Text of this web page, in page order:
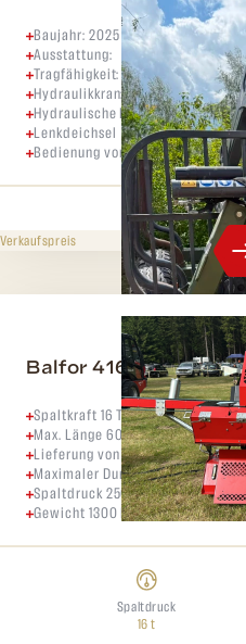
Baujahr: 2025
Ausstattung:
Tragfähigkeit: 9 t
Hydraulikkran: 6,3 m
Hydraulische Bremsen
Lenkdeichsel
Bedienung von der Traktorkabine
Verkaufspreis
Balfor 416 elektro
Spaltkraft 16 Tonnen
Max. Länge 60 cm
Lieferung von Zuführtisch und
Maximaler Durchmesser 40 cm
Spaltdruck 250 bar bei ca. 16
Gewicht 1300 kg
Spaltdruck
16 t